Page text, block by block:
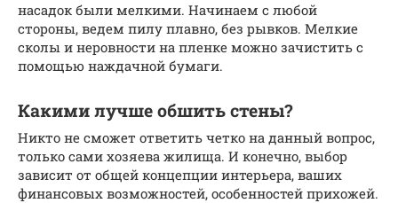
насадок были мелкими. Начинаем с любой
стороны, ведем пилу плавно, без рывков. Мелкие
сколы и неровности на пленке можно зачистить с
помощью наждачной бумаги.
Какими лучше обшить стены?
Никто не сможет ответить четко на данный вопрос,
только сами хозяева жилища. И конечно, выбор
зависит от общей концепции интерьера, ваших
финансовых возможностей, особенностей прихожей.